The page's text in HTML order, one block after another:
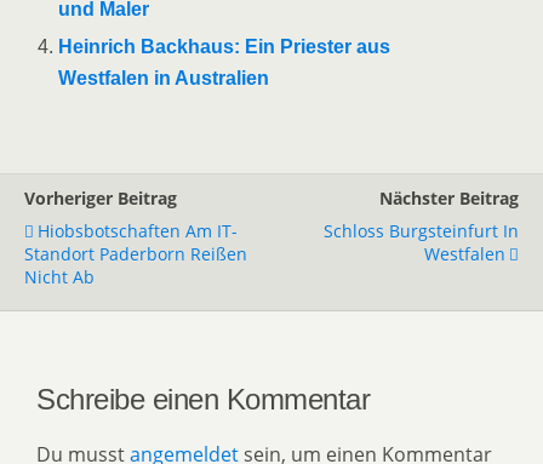
und Maler
Heinrich Backhaus: Ein Priester aus
Westfalen in Australien
Vorheriger Beitrag
Hiobsbotschaften Am IT-
Standort Paderborn Reißen
Nicht Ab
Nächster Beitrag
Schloss Burgsteinfurt In
Westfalen
Schreibe einen Kommentar
Du musstangemeldet sein, um einen Kommentar